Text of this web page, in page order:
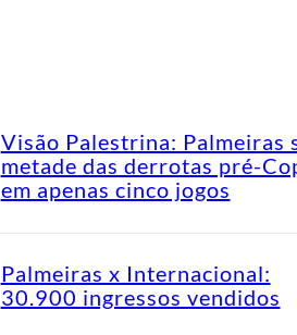
Visão Palestrina: Palmeiras
metade das derrotas pré-
em apenas cinco jogos
Palmeiras x Internacional:
30.900 ingressos vendidos